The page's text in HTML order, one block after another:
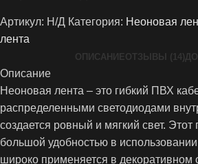
Артикул: Н/Д Категория: Неоновая
лента
ОПИСАНИЕ ОТЗЫВЫ (14)
Описание
Неоновая лента – это гибкий ПВХ
распределенными светодиодами
создается ровный и мягкий свет. Этот
большой удобностью в
широко применяется в